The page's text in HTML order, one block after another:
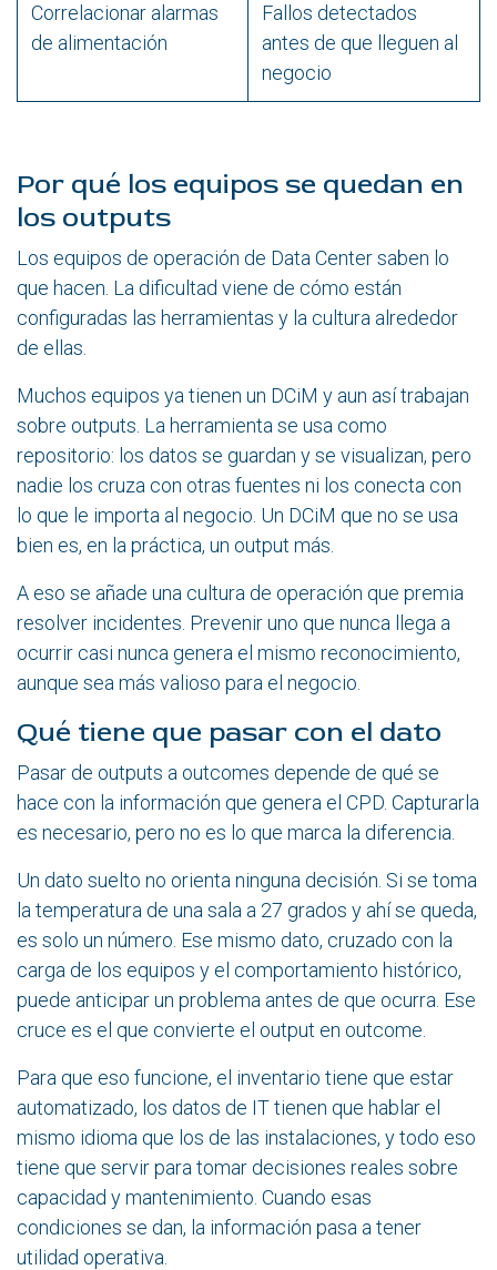
Correlacionar alarmas
de alimentación
Fallos detectados
antes de que lleguen al
negocio
Por qué los equipos se quedan en
los outputs
Los equipos de operación de Data Center saben lo
que hacen. La dificultad viene de cómo están
configuradas las herramientas y la cultura alrededor
de ellas.
Muchos equipos ya tienen un DCiM y aun así trabajan
sobre outputs. La herramienta se usa como
repositorio: los datos se guardan y se visualizan, pero
nadie los cruza con otras fuentes ni los conecta con
lo que le importa al negocio. Un DCiM que no se usa
bien es, en la práctica, un output más.
A eso se añade una cultura de operación que premia
resolver incidentes. Prevenir uno que nunca llega a
ocurrir casi nunca genera el mismo reconocimiento,
aunque sea más valioso para el negocio.
Qué tiene que pasar con el dato
Pasar de outputs a outcomes depende de qué se
hace con la información que genera el CPD. Capturarla
es necesario, pero no es lo que marca la diferencia.
Un dato suelto no orienta ninguna decisión. Si se toma
la temperatura de una sala a 27 grados y ahí se queda,
es solo un número. Ese mismo dato, cruzado con la
carga de los equipos y el comportamiento histórico,
puede anticipar un problema antes de que ocurra. Ese
cruce es el que convierte el output en outcome.
Para que eso funcione, el inventario tiene que estar
automatizado, los datos de IT tienen que hablar el
mismo idioma que los de las instalaciones, y todo eso
tiene que servir para tomar decisiones reales sobre
capacidad y mantenimiento. Cuando esas
condiciones se dan, la información pasa a tener
utilidad operativa.